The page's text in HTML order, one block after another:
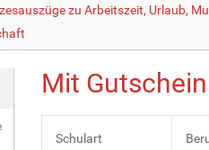
zu Arbeitszeit, Urlaub,
Mit
Schulart